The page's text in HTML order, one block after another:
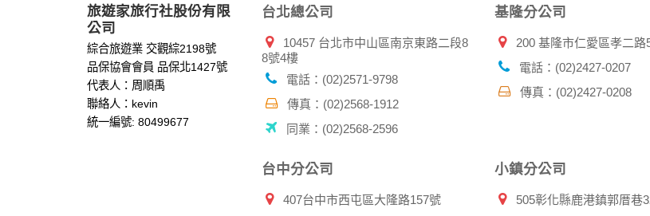
資料使用:
本公司不會向任何人出售或出借您的個人識別資料。
在以下情況下， 本公司會向其他人士或公司提供您的個人識別資料：
1.遵守法令或政府機關的要求；或我們發覺您在網站上的行為違反本公司旗下網站的會員條款或產
2.為了保護使用者個人隱私，我們無法為您查詢其他使用者的帳號資料。若您有相關法律上問題需
配合警政單位調查並提供所有相關資料，以協助調查及破案！
自我保護措施:
服務後，務必記得登出帳戶或關閉網頁瀏覽器，以防止他人讀取您的個人資料。
旅遊家旅行社股份有限
公司
綜合旅遊業 交觀綜2198號
品保協會會員 品保北1427號
代表人：周順禹
聯絡人：kevin
統一編號: 80499677
台北總公司
10457 台北市中山區南京東路二段8
8號4樓
電話：(02)2571-9798
傳真：(02)2568-1912
同業：(02)2568-2596
基隆分公司
200 基隆市仁愛區孝二路
電話：(02)2427-0207
傳真：(02)2427-0208
台中分公司
407台中市西屯區大隆路157號
小鎮分公司
505彰化縣鹿港鎮郭厝巷